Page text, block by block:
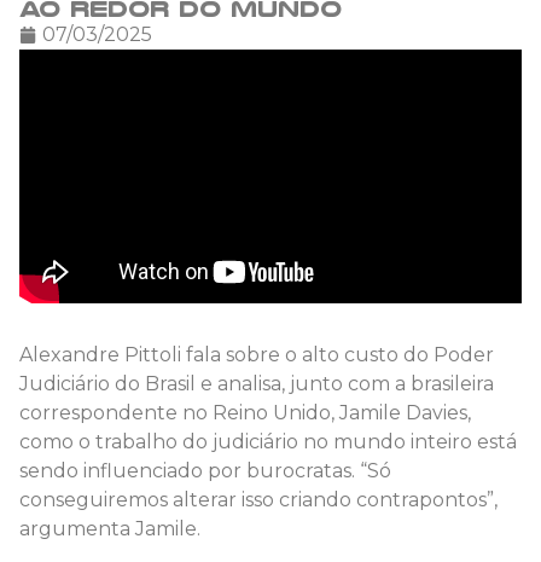
ao redor do mundo
07/03/2025
Alexandre Pittoli fala sobre o alto custo do Poder
Judiciário do Brasil e analisa, junto com a brasileira
correspondente no Reino Unido, Jamile Davies,
como o trabalho do judiciário no mundo inteiro está
sendo influenciado por burocratas. “Só
conseguiremos alterar isso criando contrapontos”,
argumenta Jamile.